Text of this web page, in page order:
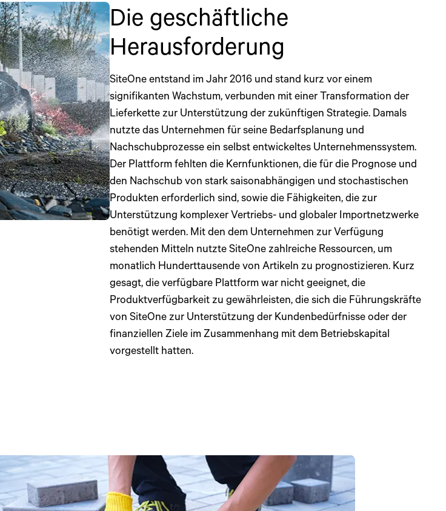
Die geschäftliche
Herausforderung
SiteOne entstand im Jahr 2016 und stand kurz vor einem
signifikanten Wachstum, verbunden mit einer Transformation der
Lieferkette zur Unterstützung der zukünftigen Strategie. Damals
nutzte das Unternehmen für seine Bedarfsplanung und
Nachschubprozesse ein selbst entwickeltes Unternehmenssystem.
Der Plattform fehlten die Kernfunktionen, die für die Prognose und
den Nachschub von stark saisonabhängigen und stochastischen
Produkten erforderlich sind, sowie die Fähigkeiten, die zur
Unterstützung komplexer Vertriebs- und globaler Importnetzwerke
benötigt werden. Mit den dem Unternehmen zur Verfügung
stehenden Mitteln nutzte SiteOne zahlreiche Ressourcen, um
monatlich Hunderttausende von Artikeln zu prognostizieren. Kurz
gesagt, die verfügbare Plattform war nicht geeignet, die
Produktverfügbarkeit zu gewährleisten, die sich die Führungskräfte
von SiteOne zur Unterstützung der Kundenbedürfnisse oder der
finanziellen Ziele im Zusammenhang mit dem Betriebskapital
vorgestellt hatten.